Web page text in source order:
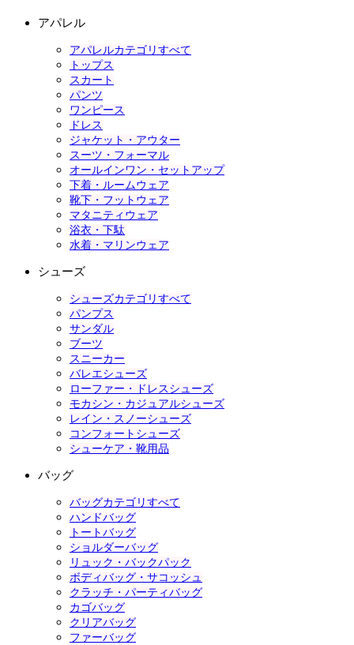
アパレル
アパレルカテゴリすべて
トップス
スカート
パンツ
ワンピース
ドレス
ジャケット・アウター
スーツ・フォーマル
オールインワン・セットアップ
下着・ルームウェア
靴下・フットウェア
マタニティウェア
浴衣・下駄
水着・マリンウェア
シューズ
シューズカテゴリすべて
パンプス
サンダル
ブーツ
スニーカー
バレエシューズ
ローファー・ドレスシューズ
モカシン・カジュアルシューズ
レイン・スノーシューズ
コンフォートシューズ
シューケア・靴用品
バッグ
バッグカテゴリすべて
ハンドバッグ
トートバッグ
ショルダーバッグ
リュック・バックパック
ボディバッグ・サコッシュ
クラッチ・パーティバッグ
カゴバッグ
クリアバッグ
ファーバッグ